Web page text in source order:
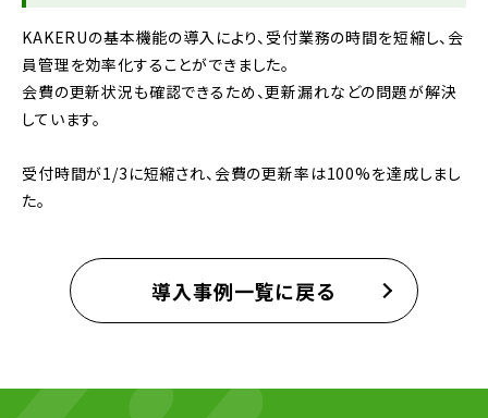
KAKERUの基本機能の導入により、受付業務の時間を短縮し、会
員管理を効率化することができました。
会費の更新状況も確認できるため、更新漏れなどの問題が解決
しています。
受付時間が1/3に短縮され、会費の更新率は100%を達成しまし
た。
導入事例一覧に戻る